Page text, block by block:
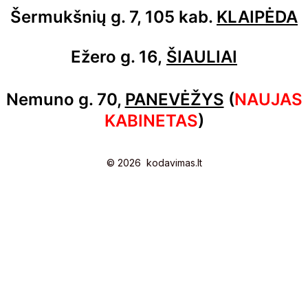
Šermukšnių g. 7, 105 kab. KLAIPĖDA
Ežero g. 16, ŠIAULIAI
Nemuno g. 70, PANEVĖŽYS (NAUJAS
KABINETAS)
© 2026 kodavimas.lt